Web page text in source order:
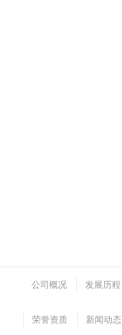
公司概况 发展历程
荣誉资质 新闻动态